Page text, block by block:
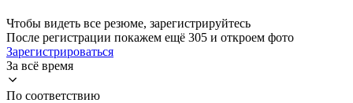
Чтобы видеть все резюме, зарегистрируйтесь
После регистрации покажем ещё 305 и откроем фото
Зарегистрироваться
За всё время
По соответствию